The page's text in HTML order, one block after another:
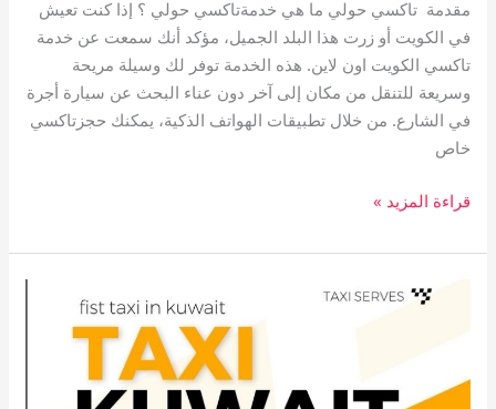
مقدمة تاكسي حولي ما هي خدمةتاكسي حولي ؟ إذا كنت تعيش
في الكويت أو زرت هذا البلد الجميل، مؤكد أنك سمعت عن خدمة
تاكسي الكويت اون لاين. هذه الخدمة توفر لك وسيلة مريحة
وسريعة للتنقل من مكان إلى آخر دون عناء البحث عن سيارة أجرة
في الشارع. من خلال تطبيقات الهواتف الذكية، يمكنك حجزتاكسي
خاص
قراءة المزيد »
تاكسي